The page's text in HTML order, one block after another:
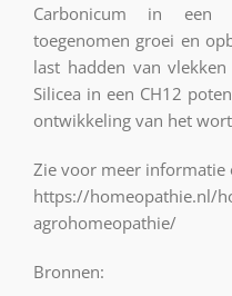
Carbonicum in een
toegenomen groei en
last hadden van
Silicea in een CH12
ontwikkeling van het
Zie voor meer informatie
https://homeopathie.nl/
agrohomeopathie/
Bronnen: